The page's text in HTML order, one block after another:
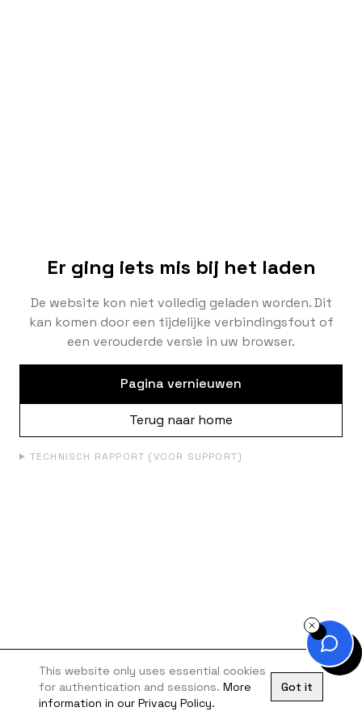
Er ging iets mis bij het laden
De website kon niet volledig geladen worden. Dit
kan komen door een tijdelijke verbindingsfout of
een verouderde versie in uw browser.
Pagina vernieuwen
Terug naar home
TECHNISCH RAPPORT (VOOR SUPPORT)
This website only uses essential cookies
for authentication and sessions. More
information in our Privacy Policy.
Got it